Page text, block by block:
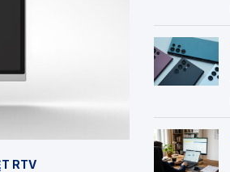
RTV